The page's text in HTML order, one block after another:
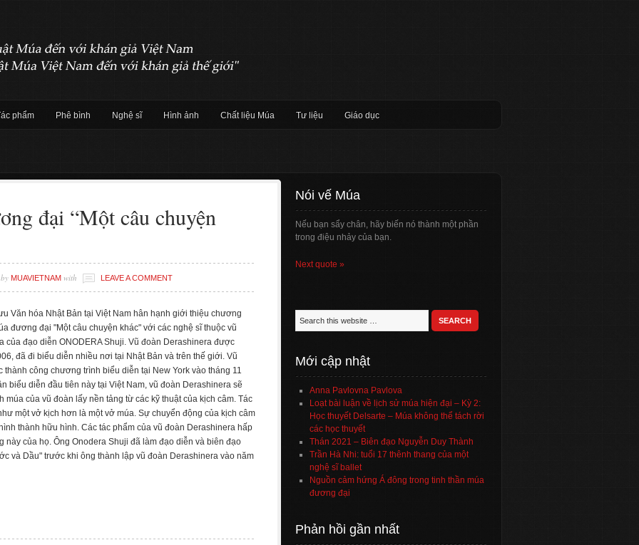
phẩm Phê bình Nghệ sĩ Hình ảnh Chất liệu Múa Tư liệu Giáo dục
đại “Một câu chuyện
MUAVIETNAM with LEAVE A COMMENT
Văn hóa Nhật Bản tại Việt Nam hân hạnh giới thiệu chương
đương đại "Một câu chuyện khác" với các nghệ sĩ thuộc vũ
của đạo diễn ONODERA Shuji. Vũ đoàn Derashinera được
đã đi biểu diễn nhiều nơi tại Nhật Bản và trên thế giới. Vũ
thành công chương trình biểu diễn tại New York vào tháng 11
biểu diễn đầu tiên này tại Việt Nam, vũ đoàn Derashinera sẽ
của vũ đoàn lấy nền tảng từ các kỹ thuật của kịch câm. Tác
một vở kịch hơn là một vở múa. Sự chuyển động của kịch câm
thành hữu hình. Các tác phẩm của vũ đoàn Derashinera hấp
này của họ. Ông Onodera Shuji đã làm đạo diễn và biên đạo
và Dầu" trước khi ông thành lập vũ đoàn Derashinera vào năm
Nói vế Múa
Nếu bạn sẩy chân, hãy biến nó thành một phần
trong điệu nhảy của bạn.
Next quote »
Mới cập nhật
Anna Pavlovna Pavlova
Loạt bài luận về lịch sử múa hiện đại – Kỳ 2:
Học thuyết Delsarte – Múa không thể tách rời
các học thuyết
Thán 2021 – Biên đạo Nguyễn Duy Thành
Trần Hà Nhi: tuổi 17 thênh thang của một
nghệ sĩ ballet
Nguồn cảm hứng Á đông trong tinh thần múa
đương đại
Phản hồi gần nhất